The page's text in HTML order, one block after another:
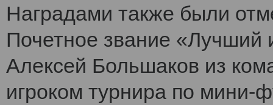
Наградами также были
Почетное звание «Лучший
Алексей Большаков из
игроком турнира по мини-